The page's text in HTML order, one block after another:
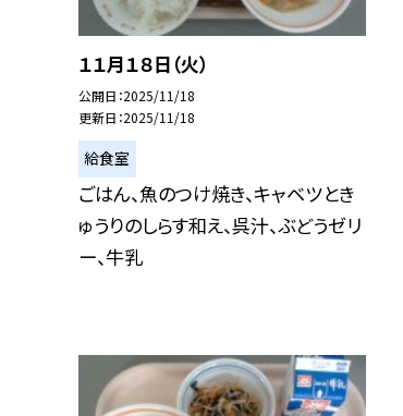
１１月１８日（火）
公開日 2025/11/18
更新日 2025/11/18
給食室
ごはん、魚のつけ焼き、キャベツとき
ゅうりのしらす和え、呉汁、ぶどうゼリ
ー、牛乳